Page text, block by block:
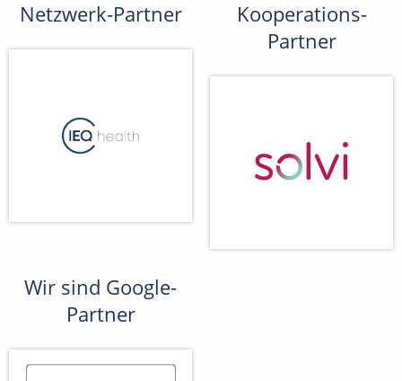
Netzwerk-Partner
Kooperations-
Partner
Wir sind Google-
Partner